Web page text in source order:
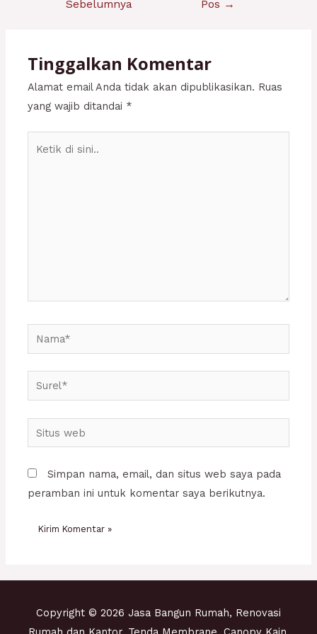
Sebelumnya Pos →
Tinggalkan Komentar
Alamat email Anda tidak akan dipublikasikan. Ruas
yang wajib ditandai *
Nama*
Surel*
Situs
web
Simpan nama, email, dan situs web saya pada
peramban ini untuk komentar saya berikutnya.
Copyright © 2026 Jasa Bangun Rumah, Renovasi